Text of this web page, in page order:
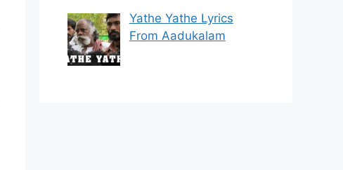
Yathe Yathe Lyrics
From Aadukalam